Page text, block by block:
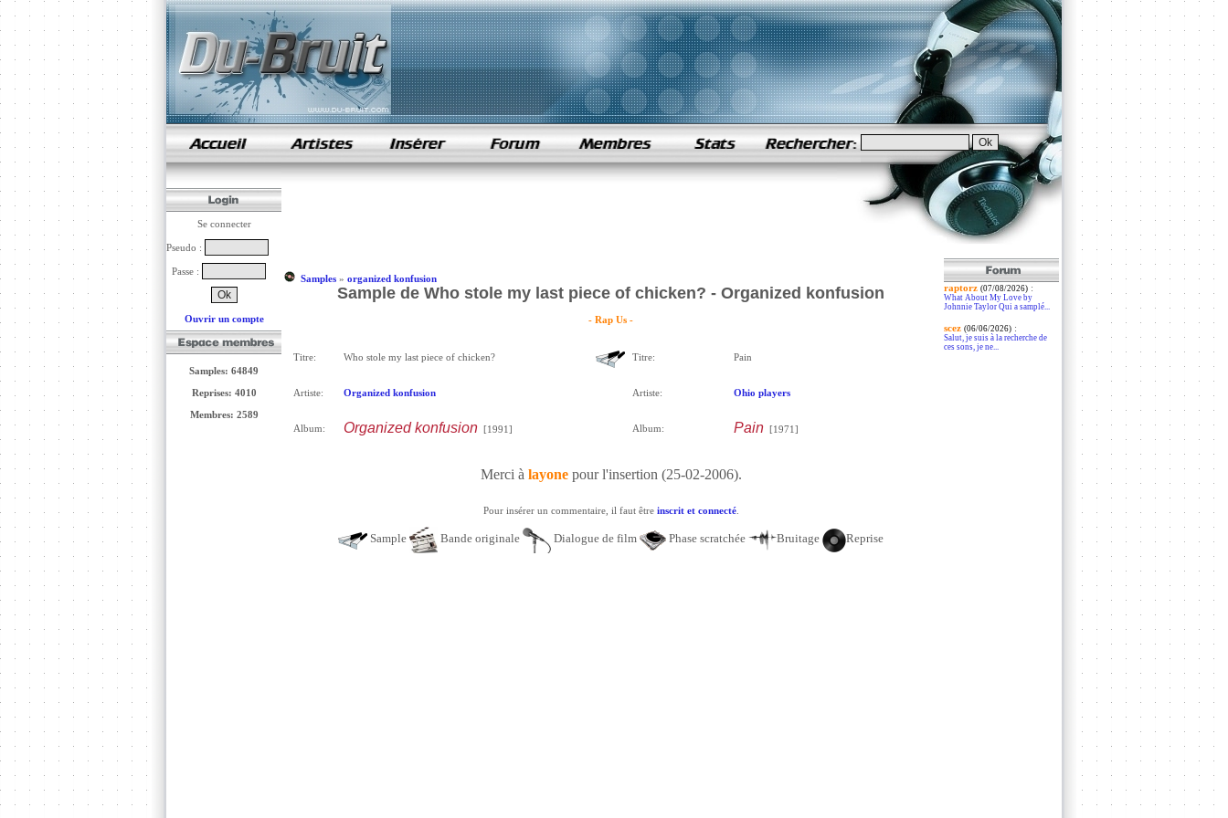
samples de rap
Se connecter
Pseudo :
Passe :
Ouvrir un compte
Samples: 64849
Reprises: 4010
Membres: 2589
Samples» organized konfusion
Sample de Who stole my last piece of chicken? - Organized konfusion
- Rap Us -
Titre: Who stole my last piece of chicken?
Artiste: Organized konfusion
Album: Organized konfusion[1991]
Titre: Pain
Artiste: Ohio players
Album: Pain[1971]
Merci à layonepour l'insertion (25-02-2006).
Pour insérer un commentaire, il faut être inscrit et connecté.
Sample Bande originale Dialogue de film Phase scratchée Bruitage Reprise
raptorz (07/08/2026):
What About My Love by
Johnnie Taylor Qui a samplé...
scez (06/06/2026):
Salut, je suis à la recherche de
ces sons, je ne...